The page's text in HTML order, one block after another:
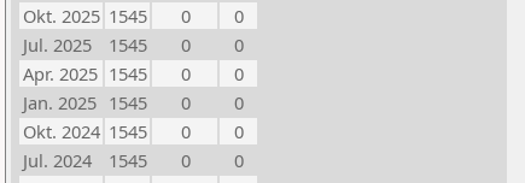
Okt. 2025 1545 0
0
Jul. 2025
1545 0
0
Apr. 2025 1545 0
0
Jan. 2025 1545 0
0
Okt. 2024 1545 0
0
Jul. 2024
1545 0
0